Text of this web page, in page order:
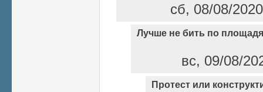
сб, 08/08/
Лучше не бить по
вс, 09/08/
Протест или